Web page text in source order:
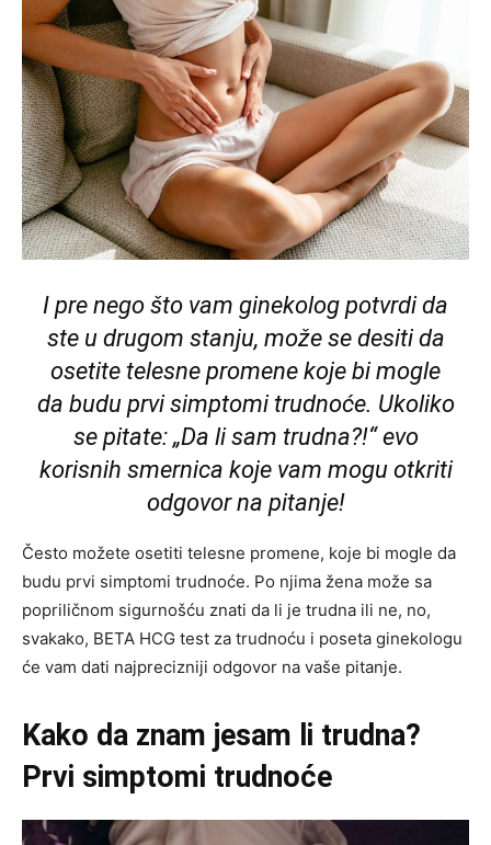
I pre nego što vam ginekolog potvrdi da
ste u drugom stanju, može se desiti da
osetite telesne promene koje bi mogle
da budu prvi simptomi trudnoće. Ukoliko
se pitate: „Da li sam trudna?!“ evo
korisnih smernica koje vam mogu otkriti
odgovor na pitanje!
Često možete osetiti telesne promene, koje bi mogle da
budu prvi simptomi trudnoće. Po njima žena može sa
popriličnom sigurnošću znati da li je trudna ili ne, no,
svakako, BETA HCG test za trudnoću i poseta ginekologu
će vam dati najprecizniji odgovor na vaše pitanje.
Kako da znam jesam li trudna?
Prvi simptomi trudnoće